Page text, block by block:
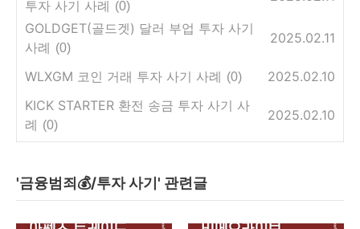
투자 사기 사례 (0)
GOLDGET(골드겟) 달러 부업 투자 사기
사례 (0)
2025.02.11
WLXGM 코인 거래 투자 사기 사례 (0)
2025.02.10
KICK STARTER 환전 송금 투자 사기 사
례 (0)
2025.02.10
'금융범죄💰/투자 사기' 관련글